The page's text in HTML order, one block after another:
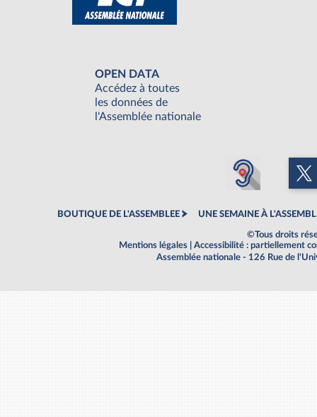
OPEN DATA
Accédez à toutes
les données de
l'Assemblée nationale
BOUTIQUE DE L'ASSEMBLEE UNE SEMAINE À
©Tous droits
Mentions légales
Accessibilité : partiellement
Assemblée nationale - 126 Rue de